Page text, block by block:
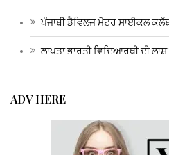
ਪੰਜਾਬੀ ਡੈਵਿਲਜ ਮੋਟਰ ਸਾਈਕਲ
ਲਾਪਤਾ ਭਾਰਤੀ ਵਿਦਿਆਰਥੀ ਦੀ ਲਾਸ਼
ADV HERE